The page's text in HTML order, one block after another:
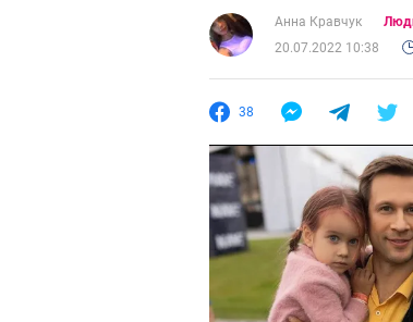
Анна Кравчук
20.07.2022 10:38
38